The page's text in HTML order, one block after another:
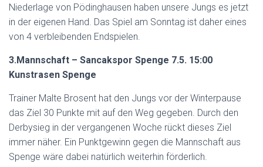
Niederlage von Pödinghausen haben unsere Jungs es jetzt
in der eigenen Hand. Das Spiel am Sonntag ist daher eines
von 4 verbleibenden Endspielen.
3.Mannschaft – Sancakspor Spenge 7.5. 15:00
Kunstrasen Spenge
Trainer Malte Brosent hat den Jungs vor der Winterpause
das Ziel 30 Punkte mit auf den Weg gegeben. Durch den
Derbysieg in der vergangenen Woche rückt dieses Ziel
immer näher. Ein Punktgewinn gegen die Mannschaft aus
Spenge wäre dabei natürlich weiterhin förderlich.